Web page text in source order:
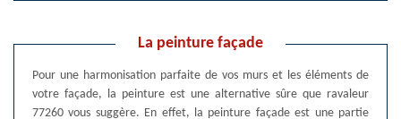
La peinture façade
Pour une harmonisation parfaite de vos murs et les éléments de
votre façade, la peinture est une alternative sûre que ravaleur
77260 vous suggère. En effet, la peinture façade est une partie